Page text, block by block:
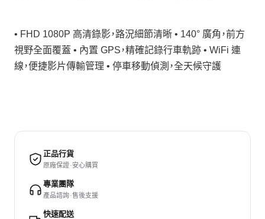
• FHD 1080P 高清錄影，路況細節清晰 • 140° 廣角，前方
視野全面覆蓋 • 內置 GPS，精確記錄行車軌跡 • WiFi 連
線，便捷影片傳輸管理 • 停車移動偵測，全天候守護
正品行貨
原廠保證 · 安心購買
專業團隊
產品諮詢 · 售後支援
快速配送